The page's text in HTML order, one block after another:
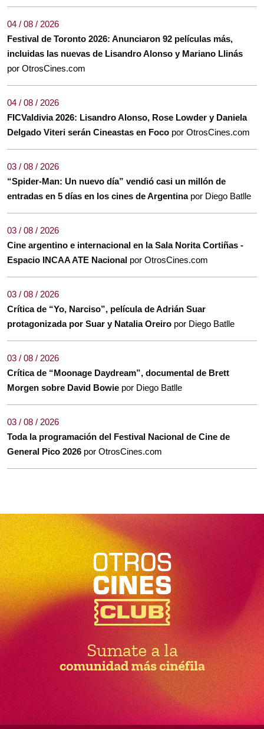
04 / 08 / 2026
Festival de Toronto 2026: Anunciaron 92 películas más,
incluidas las nuevas de Lisandro Alonso y Mariano Llinás
por OtrosCines.com
04 / 08 / 2026
FICValdivia 2026: Lisandro Alonso, Rose Lowder y Daniela
Delgado Viteri serán Cineastas en Foco por OtrosCines.com
03 / 08 / 2026
“Spider-Man: Un nuevo día” vendió casi un millón de
entradas en 5 días en los cines de Argentina por Diego Batlle
03 / 08 / 2026
Cine argentino e internacional en la Sala Norita Cortiñas -
Espacio INCAA ATE Nacional por OtrosCines.com
03 / 08 / 2026
Crítica de “Yo, Narciso”, película de Adrián Suar
protagonizada por Suar y Natalia Oreiro por Diego Batlle
03 / 08 / 2026
Crítica de “Moonage Daydream”, documental de Brett
Morgen sobre David Bowie por Diego Batlle
03 / 08 / 2026
Toda la programación del Festival Nacional de Cine de
General Pico 2026 por OtrosCines.com